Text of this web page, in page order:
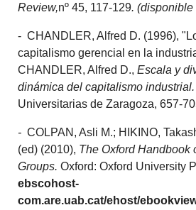
Review,nº 45, 117-129. (disponible
- CHANDLER, Alfred D. (1996),
capitalismo gerencial en la
CHANDLER, Alfred D.,Escala y
dinámica del capitalismo industrial.
Universitarias de Zaragoza, 657-
-COLPAN, Asli M.; HIKINO,
(ed) (2010), The Oxford Handbook
Groups.Oxford: Oxford University
ebscohost-
com.are.uab.cat/ehost/